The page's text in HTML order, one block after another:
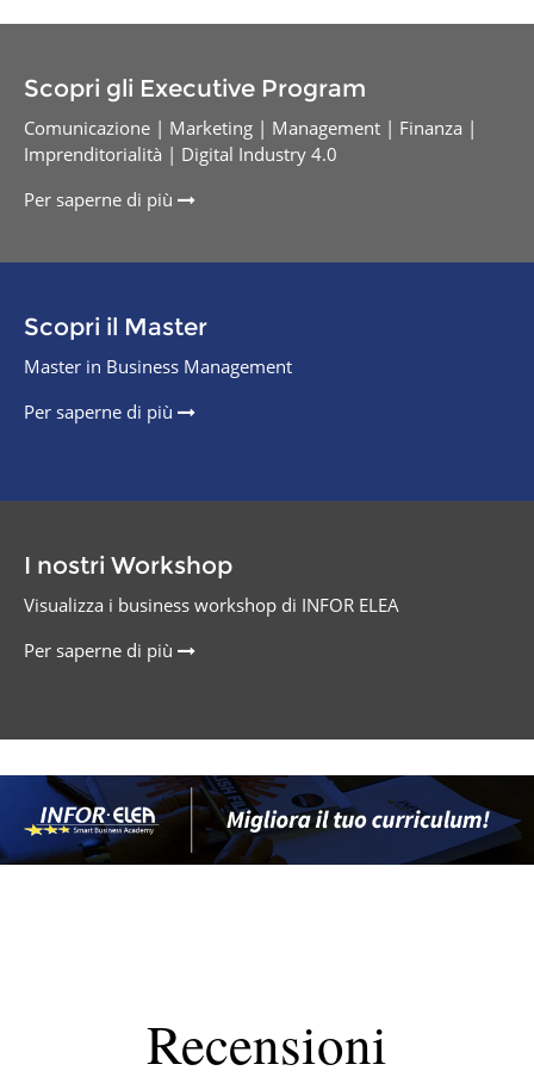
Scopri gli Executive Program
Comunicazione | Marketing | Management | Finanza |
Imprenditorialità | Digital Industry 4.0
Per saperne di più
Scopri il Master
Master in Business Management
Per saperne di più
I nostri Workshop
Visualizza i business workshop di INFOR ELEA
Per saperne di più
Recensioni